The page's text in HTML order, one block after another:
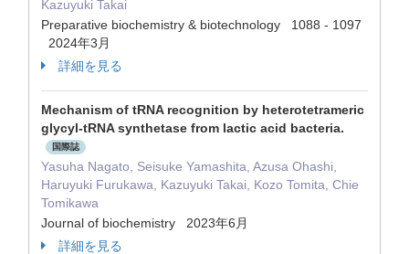
Kazuyuki Takai
Preparative biochemistry & biotechnology 1088 - 1097
2024年3月
詳細を見る
Mechanism of tRNA recognition by heterotetrameric
glycyl-tRNA synthetase from lactic acid bacteria.
国際誌
Yasuha Nagato, Seisuke Yamashita, Azusa Ohashi,
Haruyuki Furukawa, Kazuyuki Takai, Kozo Tomita, Chie
Tomikawa
Journal of biochemistry 2023年6月
詳細を見る